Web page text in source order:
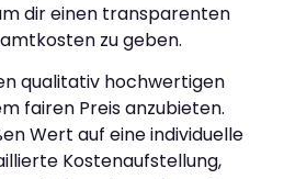
dir einen transparenten
zu geben.
qualitativ hochwertigen
fairen Preis anzubieten.
Wert auf eine individuelle
Kostenaufstellung,